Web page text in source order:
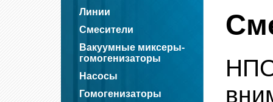
Линии
Смесители
Вакуумные миксеры-
гомогенизаторы
Насосы
Гомогенизаторы